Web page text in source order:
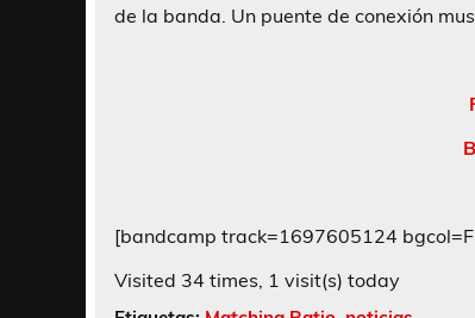
de la banda. Un puente de conexión
[bandcamp track=1697605124
Visited 34 times, 1 visit(s) today